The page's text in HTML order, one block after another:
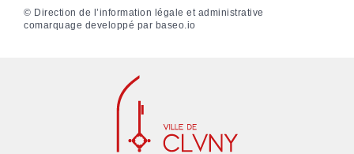
© Direction de l’information légale et administrative
comarquage developpé par baseo.io